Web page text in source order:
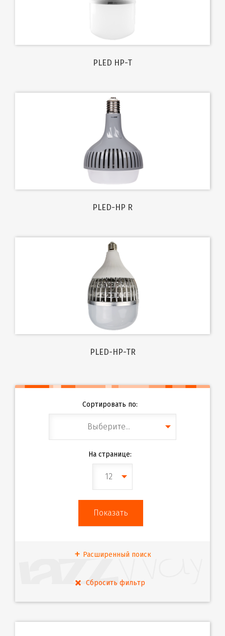
PLED HP-T
PLED-HP R
PLED-HP-TR
Сортировать по:
Выберите...
На странице:
12
Расширенный поиск